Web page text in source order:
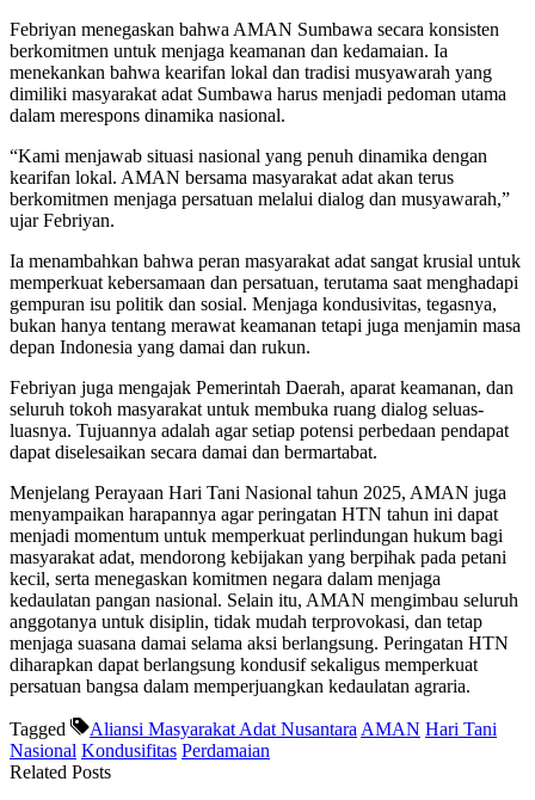
Febriyan menegaskan bahwa AMAN Sumbawa secara konsisten
berkomitmen untuk menjaga keamanan dan kedamaian. Ia
menekankan bahwa kearifan lokal dan tradisi musyawarah yang
dimiliki masyarakat adat Sumbawa harus menjadi pedoman utama
dalam merespons dinamika nasional.
“Kami menjawab situasi nasional yang penuh dinamika dengan
kearifan lokal. AMAN bersama masyarakat adat akan terus
berkomitmen menjaga persatuan melalui dialog dan musyawarah,”
ujar Febriyan.
Ia menambahkan bahwa peran masyarakat adat sangat krusial untuk
memperkuat kebersamaan dan persatuan, terutama saat menghadapi
gempuran isu politik dan sosial. Menjaga kondusivitas, tegasnya,
bukan hanya tentang merawat keamanan tetapi juga menjamin masa
depan Indonesia yang damai dan rukun.
Febriyan juga mengajak Pemerintah Daerah, aparat keamanan, dan
seluruh tokoh masyarakat untuk membuka ruang dialog seluas-
luasnya. Tujuannya adalah agar setiap potensi perbedaan pendapat
dapat diselesaikan secara damai dan bermartabat.
Menjelang Perayaan Hari Tani Nasional tahun 2025, AMAN juga
menyampaikan harapannya agar peringatan HTN tahun ini dapat
menjadi momentum untuk memperkuat perlindungan hukum bagi
masyarakat adat, mendorong kebijakan yang berpihak pada petani
kecil, serta menegaskan komitmen negara dalam menjaga
kedaulatan pangan nasional. Selain itu, AMAN mengimbau seluruh
anggotanya untuk disiplin, tidak mudah terprovokasi, dan tetap
menjaga suasana damai selama aksi berlangsung. Peringatan HTN
diharapkan dapat berlangsung kondusif sekaligus memperkuat
persatuan bangsa dalam memperjuangkan kedaulatan agraria.
Tagged Aliansi Masyarakat Adat Nusantara AMAN Hari Tani
Nasional Kondusifitas Perdamaian
Related Posts